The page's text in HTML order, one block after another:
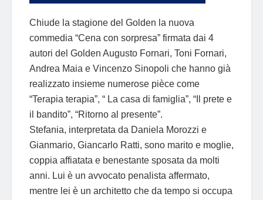
Chiude la stagione del Golden la nuova
commedia “Cena con sorpresa” firmata dai 4
autori del Golden Augusto Fornari, Toni Fornari,
Andrea Maia e Vincenzo Sinopoli che hanno già
realizzato insieme numerose pièce come
“Terapia terapia”, “ La casa di famiglia”, “Il prete e
il bandito”, “Ritorno al presente”.
Stefania, interpretata da Daniela Morozzi e
Gianmario, Giancarlo Ratti, sono marito e moglie,
coppia affiatata e benestante sposata da molti
anni. Lui è un avvocato penalista affermato,
mentre lei è un architetto che da tempo si occupa